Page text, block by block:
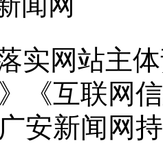
实网站主
《互联网
安新闻网